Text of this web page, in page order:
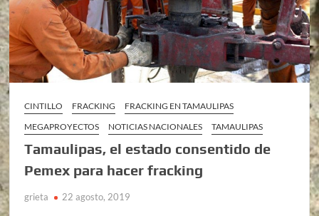
CINTILLO FRACKING
FRACKING EN TAMAULIPAS
MEGAPROYECTOS
NOTICIAS NACIONALES TAMAULIPAS
Tamaulipas, el estado consentido de
Pemex para hacer fracking
grieta 22 agosto, 2019